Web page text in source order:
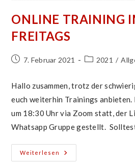
ONLINE TRAINING
FREITAGS
Beitrag7. Februar 2021
Beitrags-
2021 /
Hallo zusammen, trotz der
euch weiterhin Trainings
um 18:30 Uhr via Zoom statt, der
Whatsapp Gruppe gestellt.
Weiterlesen
Online
Training